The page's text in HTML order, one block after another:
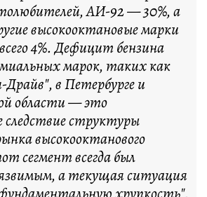
АИ-92 — 30%, а
высокооктановые марки
4%. Дефицит бензина
марок, таких как
в Петербурге и
области — это
следствие структуры
высокооктанового
сегмент всегда был
а текущая ситуация